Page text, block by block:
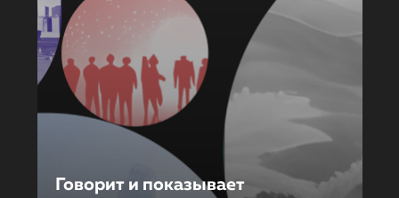
Говорит и показывает